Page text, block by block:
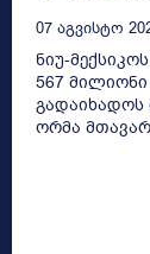
07 Აგვისტო
ნიუ-
567
გადაიხადოს
ორმა